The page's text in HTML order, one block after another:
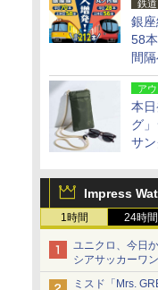
も併
鉄道
銀
58
間
～
ア
本
グ
サン
Impress
1時間 24時間
ユニクロ、今日
シアサッカーワ
ショーツは1990
ミスド「Mrs.